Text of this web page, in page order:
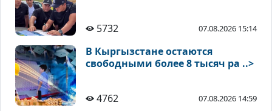
5732 07.08.2026 15:14
В Кыргызстане остаются
свободными более 8 тысяч ра ..>
4762 07.08.2026 14:59